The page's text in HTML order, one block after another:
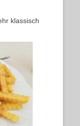
klassisch